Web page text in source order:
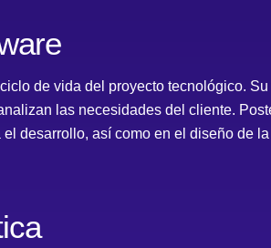
de vida del proyecto tecnológico.
las necesidades del cliente.
desarrollo, así como en el diseño de